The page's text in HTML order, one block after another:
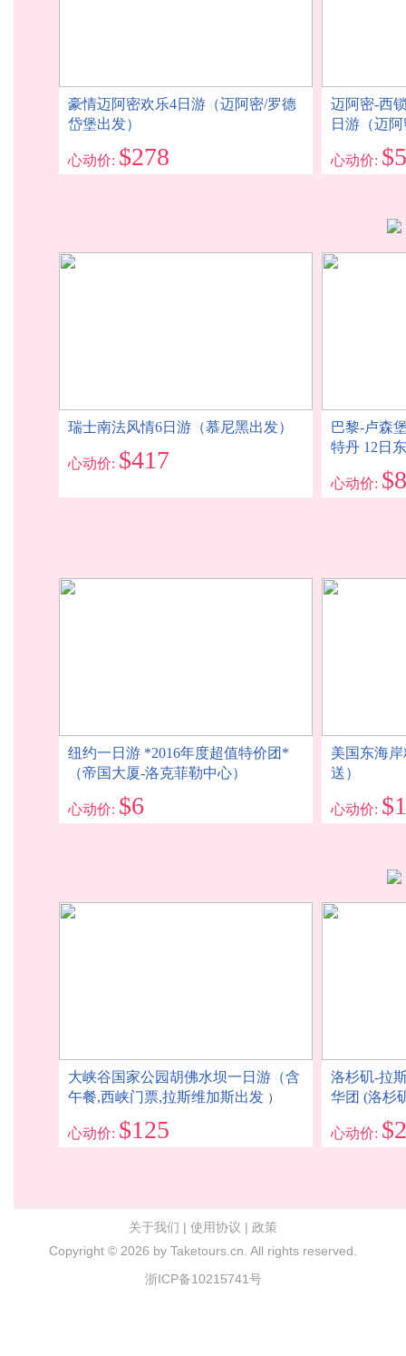
豪情迈阿密欢乐4日游（迈阿密/罗德
岱堡出发）
心动价: $278
迈阿密-西
日游（迈
心动价:
瑞士南法风情6日游（慕尼黑出发）
心动价: $417
巴黎-卢森
特丹 12日
心动价:
纽约一日游 *2016年度超值特价团*
（帝国大厦-洛克菲勒中心）
心动价: $6
美国东海
送）
心动价:
大峡谷国家公园胡佛水坝一日游（含
午餐,西峡门票,拉斯维加斯出发 ）
心动价: $125
洛杉矶-拉
华团 (洛杉
心动价:
关于我们 | 使用协议 | 政策
Copyright © 2026 by Taketours.cn. All rights reserved.
浙ICP备10215741号